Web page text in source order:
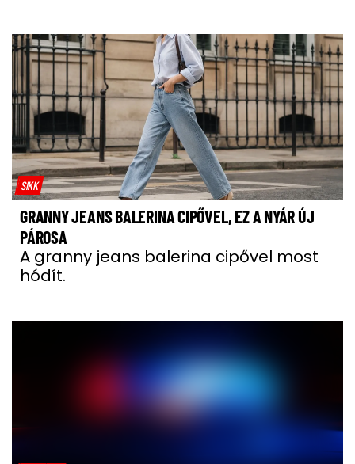
SIKK
GRANNY JEANS BALERINA CIPŐVEL, EZ A NYÁR ÚJ
PÁROSA
A granny jeans balerina cipővel most
hódít.